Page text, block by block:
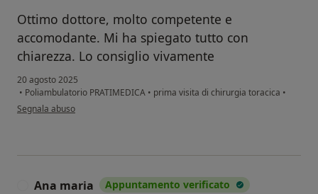
Ottimo dottore, molto competente e
accomodante. Mi ha spiegato tutto con
chiarezza. Lo consiglio vivamente
20 agosto 2025
• Poliambulatorio PRATIMEDICA • prima visita di chirurgia toracica •
secondo l'opinione dell'utente V.G.
Segnala abuso
Ana maria Appuntamento verificato